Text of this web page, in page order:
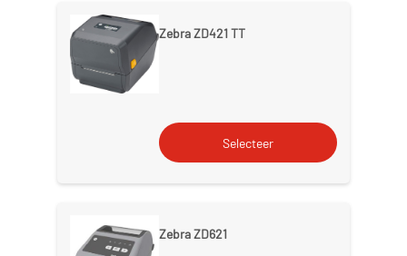
Zebra ZD421 TT
Zebra ZD621